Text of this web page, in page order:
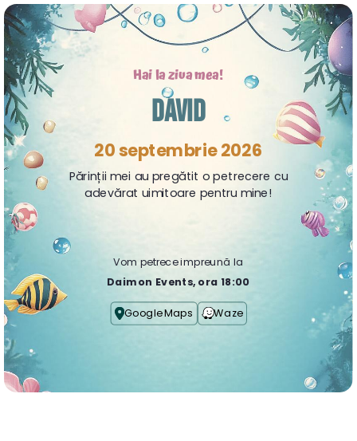
Hai la ziua mea!
DAVID
20 septembrie 2026
Părinții mei au pregătit o petrecere cu
adevărat uimitoare pentru mine!
Vom petrece impreună la
Daimon Events, ora 18:00
Google Maps Waze